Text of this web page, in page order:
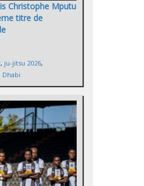
Christophe Mputu
titre de
, ju-jitsu 2026,
Dhabi